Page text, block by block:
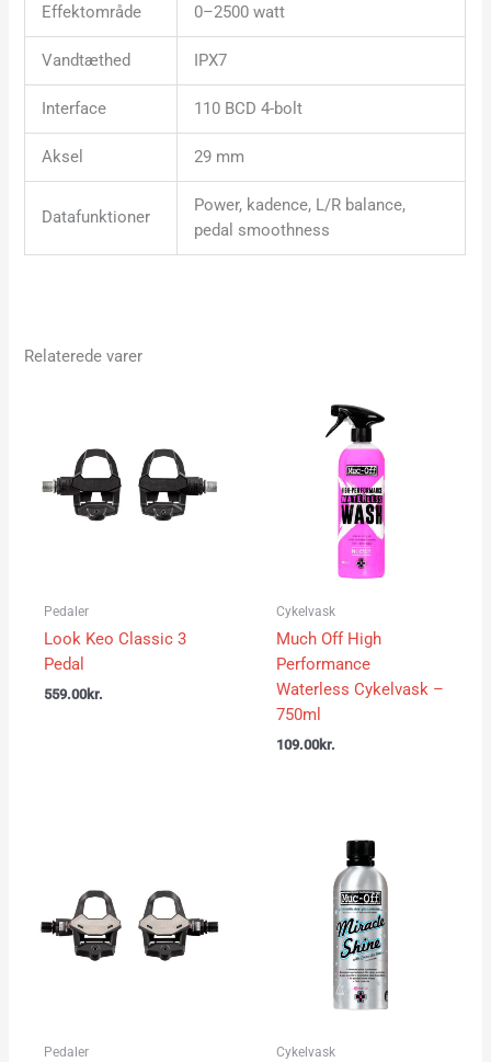
Effektområde 0–2500 watt
Vandtæthed IPX7
Interface 110 BCD 4-bolt
Aksel 29 mm
Datafunktioner
Power, kadence, L/R balance,
pedal smoothness
Relaterede varer
Pedaler
Look Keo Classic 3
Pedal
559.00kr.
Cykelvask
Much Off High
Performance
Waterless Cykelvask –
750ml
109.00kr.
Pedaler Cykelvask